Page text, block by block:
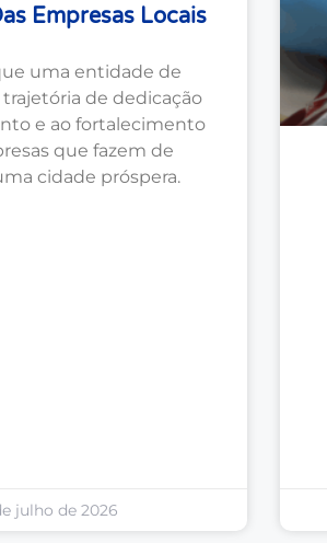
Empresas Locais
uma entidade de
trajetória de dedicação
e ao fortalecimento
que fazem de
cidade próspera.
julho de 2026